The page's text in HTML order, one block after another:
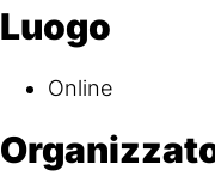
Luogo
Online